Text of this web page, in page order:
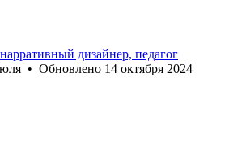
дизайнер, педагог
• Обновлено 14 октября 2024